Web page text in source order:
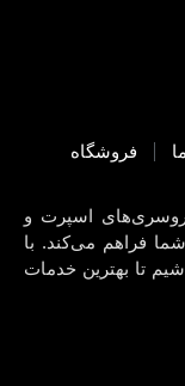
فروشگاه
ارائه شال و روسری‌های اسپرت و
فراهم می‌کند. با
تلاشیم تا بهترین خدمات